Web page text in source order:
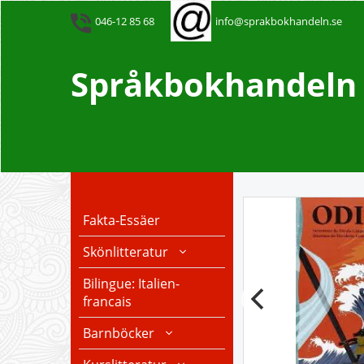
046-12 85 68 info@sprakbokhandeln.se
Fakta-Essäer
Skönlitteratur
Bilingue: Italien-
francais
Barnböcker